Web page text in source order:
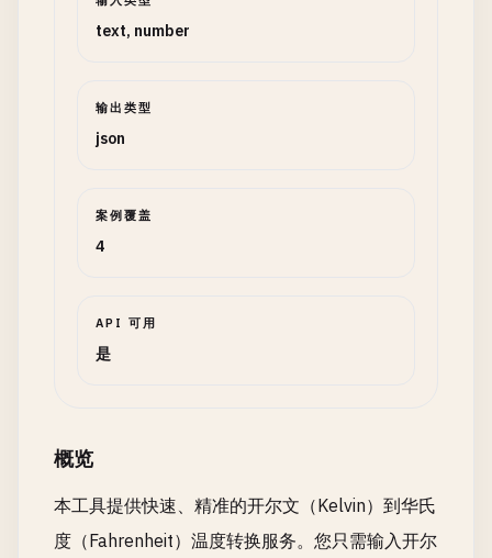
text, number
输出类型
json
案例覆盖
4
API 可用
是
概览
本工具提供快速、精准的开尔文（Kelvin）到华氏
度（Fahrenheit）温度转换服务。您只需输入开尔